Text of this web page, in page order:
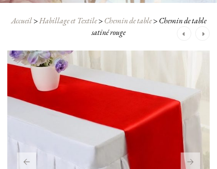
Accueil>Habillage et Textile> Chemin de table>Chemin de table
satiné rouge
Navigation
après